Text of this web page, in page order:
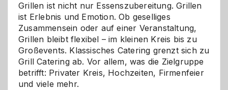
Grillen ist nicht nur Essenszubereitung. Grillen
ist Erlebnis und Emotion. Ob geselliges
Zusammensein oder auf einer Veranstaltung,
Grillen bleibt flexibel – im kleinen Kreis bis zu
Großevents. Klassisches Catering grenzt sich zu
Grill Catering ab. Vor allem, was die Zielgruppe
betrifft: Privater Kreis, Hochzeiten, Firmenfeier
und viele mehr.